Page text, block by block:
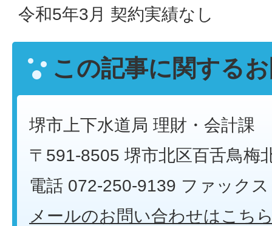
令和5年3月 契約実績なし
この記事に関する
堺市上下水道局 理財・会計課
〒591-8505 堺市北区百舌鳥梅
電話 072-250-9139 ファック
メールのお問い合わせはこち